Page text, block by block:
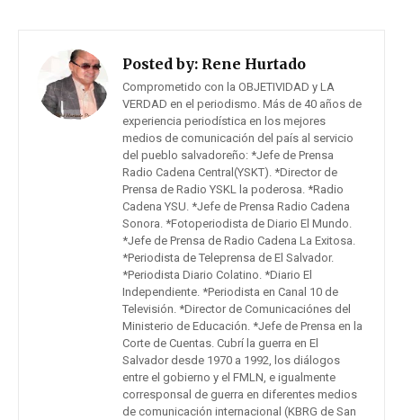
Posted by: Rene Hurtado
Comprometido con la OBJETIVIDAD y LA
VERDAD en el periodismo. Más de 40 años de
experiencia periodística en los mejores
medios de comunicación del país al servicio
del pueblo salvadoreño: *Jefe de Prensa
Radio Cadena Central(YSKT). *Director de
Prensa de Radio YSKL la poderosa. *Radio
Cadena YSU. *Jefe de Prensa Radio Cadena
Sonora. *Fotoperiodista de Diario El Mundo.
*Jefe de Prensa de Radio Cadena La Exitosa.
*Periodista de Teleprensa de El Salvador.
*Periodista Diario Colatino. *Diario El
Independiente. *Periodista en Canal 10 de
Televisión. *Director de Comunicaciónes del
Ministerio de Educación. *Jefe de Prensa en la
Corte de Cuentas. Cubrí la guerra en El
Salvador desde 1970 a 1992, los diálogos
entre el gobierno y el FMLN, e igualmente
corresponsal de guerra en diferentes medios
de comunicación internacional (KBRG de San